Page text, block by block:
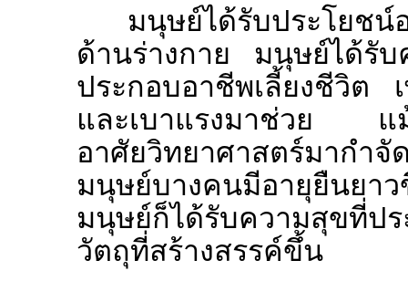
มนุษย์ได้รับประโยช
ด้านร่างกาย มนุษย์ได้รั
ประกอบอาชีพเลี้ยงชีวิต
และเบาแรงมาช่วย แม้
อาศัยวิทยาศาสตร์มากำ
มนุษย์บางคนมีอายุยืนย
มนุษย์ก็ได้รับความสุขที่ป
วัตถุที่สร้างสรรค์ขึ้น